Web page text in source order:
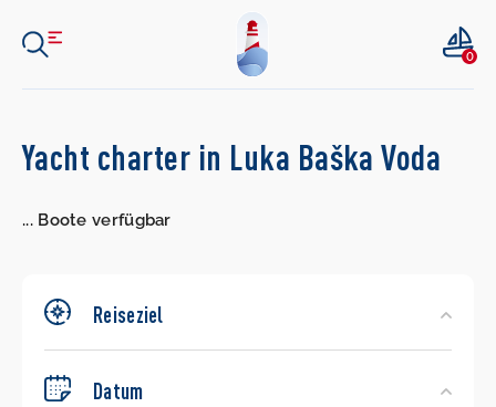
0
Search
Yacht charter in Luka Baška Voda
...Boote verfügbar
Reiseziel
Datum